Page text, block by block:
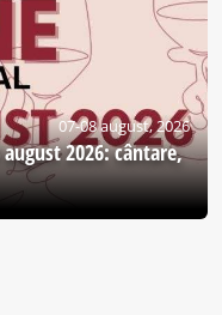
07-08 august, 2026
2026: cântare,